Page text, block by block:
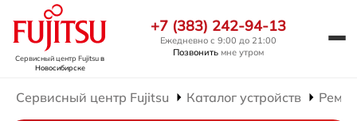
Сервисный центр Fujitsuв
Новосибирске
+7 (383) 242-94-13
Ежедневно с 9:00 до 21:00
Позвонить мне утром
Сервисный центр Fujitsu Каталог устройств